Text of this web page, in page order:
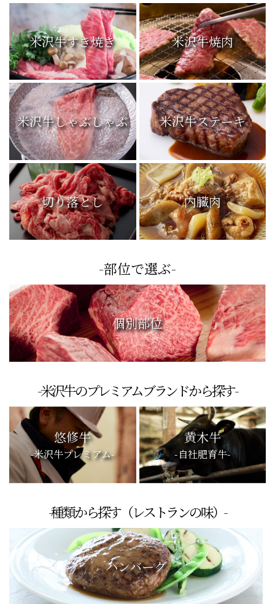
米沢牛すき焼き 米沢牛焼肉
米沢牛しゃぶしゃぶ 米沢牛ステーキ
切り落とし 内臓肉
-部位で選ぶ-
個別部位
-米沢牛のプレミアムブランドから探す-
悠修牛
-米沢牛プレミアム-
黄木牛
-自社肥育牛-
-種類から探す（レストランの味）-
ハンバーグ